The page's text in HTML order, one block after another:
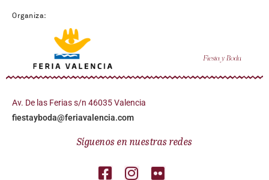
Organiza:
Av. De las Ferias s/n 46035 Valencia
fiestayboda@feriavalencia.com
Síguenos en nuestras redes